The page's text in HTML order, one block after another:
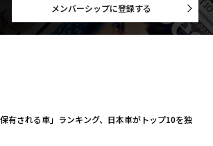
メンバーシップに登録する
有される車」ランキング、日本車がトップ10を独